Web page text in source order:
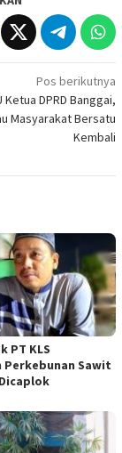
Pos berikutnya
Ketua DPRD Banggai,
Masyarakat Bersatu
Kembali
PT KLS
Perkebunan Sawit